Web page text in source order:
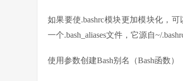
如果要使.bashrc模块更加模块化，
一个.bash_aliases文件，它源自~/.bashrc
使用参数创建Bash别名（Bash函数）